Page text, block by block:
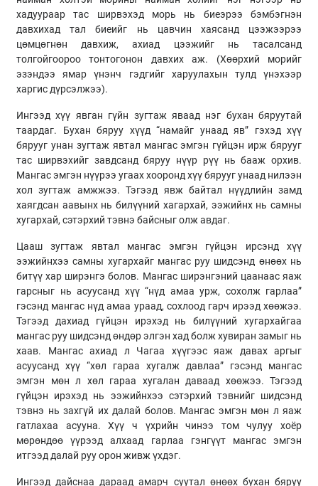
хадуураар тас ширвэхэд морь нь биеэрээ бэмбэгнэн
давхихад тал биеийг нь цавчин хаясанд цээжээрээ
цөмцөгнөн давхиж, ахиад цээжийг нь тасалсанд
толгойгоороо тонтогонон давхих аж. (Хөөрхий морийг
эзэндээ ямар үнэнч гэдгийг харуулахын тулд үнэхээр
харгис дүрсэлжээ).
Ингээд хүү явган гүйн зугтаж яваад нэг бухан бяруутай
таардаг. Бухан бяруу хүүд “намайг унаад яв” гэхэд хүү
бярууг унан зугтаж явтал мангас эмгэн гүйцэн ирж бярууг
тас ширвэхийг завдсанд бяруу нүүр рүү нь бааж орхив.
Мангас эмгэн нүүрээ угаах хооронд хүү бярууг унаад нилээн
хол зугтаж амжжээ. Тэгээд явж байтал нүүдлийн замд
хаягдсан аавынх нь билүүний хагархай, ээжийнх нь самны
хугархай, сэтэрхий тэвнэ байсныг олж авдаг.
Цааш зугтаж явтал мангас эмгэн гүйцэн ирсэнд хүү
ээжийнхээ самны хугархайг мангас руу шидсэнд өнөөх нь
битүү хар ширэнгэ болов. Мангас ширэнгэний цаанаас яаж
гарсныг нь асуусанд хүү “нүд амаа урж, сохолж гарлаа”
гэсэнд мангас нүд амаа ураад, сохлоод гарч ирээд хөөжээ.
Тэгээд дахиад гүйцэн ирэхэд нь билүүний хугархайгаа
мангас руу шидсэнд өндөр элгэн хад болж хувиран замыг нь
хаав. Мангас ахиад л Чагаа хүүгээс яаж давах аргыг
асуусанд хүү “хөл гараа хугалж давлаа” гэсэнд мангас
эмгэн мөн л хөл гараа хугалан даваад хөөжээ. Тэгээд
гүйцэн ирэхэд нь ээжийнхээ сэтэрхий тэвнийг шидсэнд
тэвнэ нь захгүй их далай болов. Мангас эмгэн мөн л яаж
гатлахаа асууна. Хүү ч үхрийн чинээ том чулуу хоёр
мөрөндөө үүрээд алхаад гарлаа гэнгүүт мангас эмгэн
итгээд далай руу орон живж үхдэг.
Ингээд дайснаа дараад амарч суутал өнөөх бухан бяруу